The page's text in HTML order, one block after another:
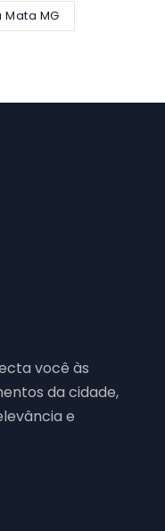
MG
você às
da cidade,
e